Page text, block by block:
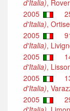
d'Italia),
2005
d'Italia),
2005
d'Italia),
2005
d'Italia),
2005
d'Italia),
2005